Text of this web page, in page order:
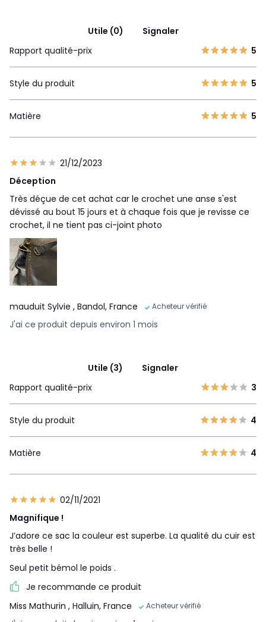
Utile (0)
Signaler
Rapport qualité-prix
5
Style du produit 5
Matière 5
21/12/2023
Déception
Très déçue de cet achat car le crochet une anse s'est
dévissé au bout 15 jours et à chaque fois que je revisse ce
crochet, il ne tient pas ci-joint photo
mauduit Sylvie , Bandol, France Acheteur vérifié
J'ai ce produit depuis environ 1 mois
Utile (3)
Signaler
Rapport qualité-prix
3
Style du produit 4
Matière 4
02/11/2021
Magnifique !
J’adore ce sac la couleur est superbe. La qualité du cuir est
très belle !
Seul petit bémol le poids .
Je recommande ce produit
Miss Mathurin , Halluin, France Acheteur vérifié